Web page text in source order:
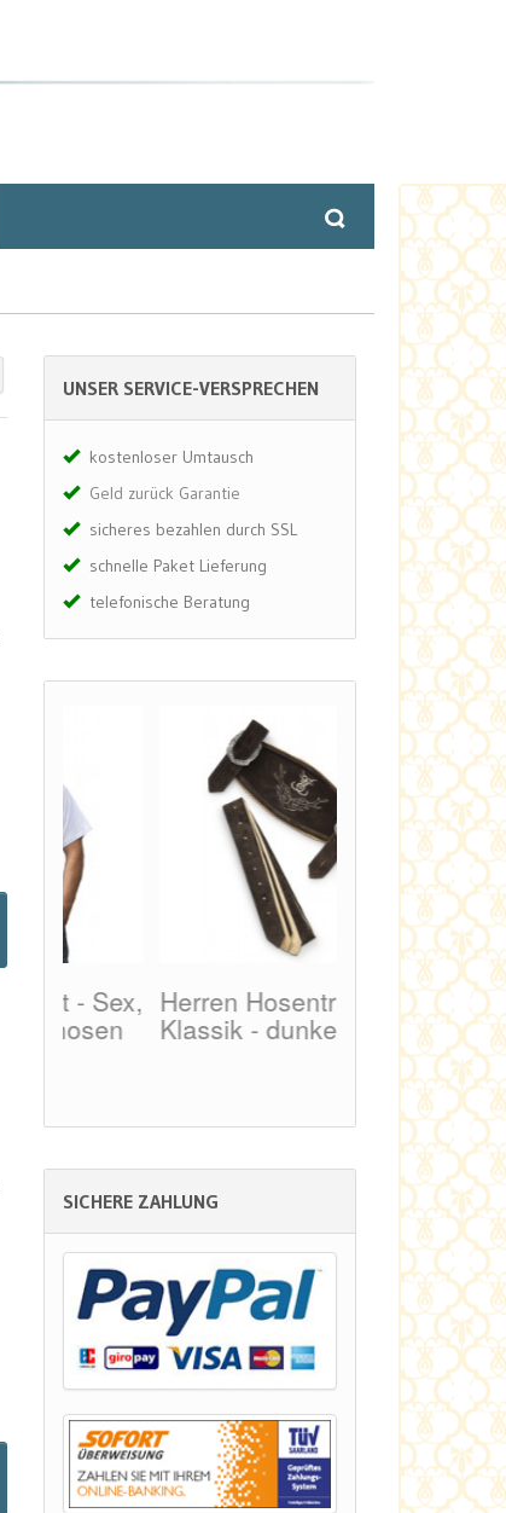
UNSER SERVICE-VERSPRECHEN
kostenloser Umtausch
Geld zurück Garantie
sicheres bezahlen durch SSL
schnelle Paket Lieferung
telefonische Beratung
Herren Hosenträger
Klassik - dunkelbraun
Herren
- Nappa
SICHERE ZAHLUNG